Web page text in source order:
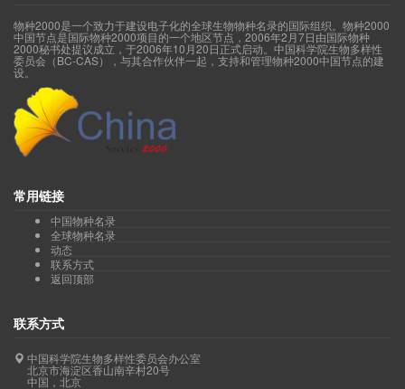
物种2000是一个致力于建设电子化的全球生物物种名录的国际组织。物种2000
中国节点是国际物种2000项目的一个地区节点，2006年2月7日由国际物种
2000秘书处提议成立，于2006年10月20日正式启动。中国科学院生物多样性
委员会（BC-CAS），与其合作伙伴一起，支持和管理物种2000中国节点的建
设。
常用链接
中国物种名录
全球物种名录
动态
联系方式
返回顶部
联系方式
中国科学院生物多样性委员会办公室
北京市海淀区香山南辛村20号
中国，北京